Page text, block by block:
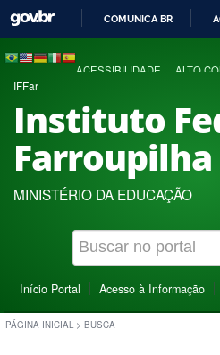
COMUNICA BR
ACESSIBILIDADE ALTO
IFFar
Instituto
Farroupilha
MINISTÉRIO DA EDUCAÇÃO
Início Portal Acesso à Informação
PÁGINA INICIAL > BUSCA